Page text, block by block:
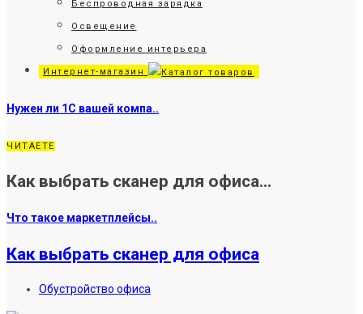
Беспроводная зарядка
Освещение
Оформление интерьера
Интернет-магазин
Нужен ли 1С вашей компа..
ЧИТАЕТЕ
Как выбрать сканер для офиса...
Что такое маркетплейсы..
Как выбрать сканер для офиса
Обустройство офиса